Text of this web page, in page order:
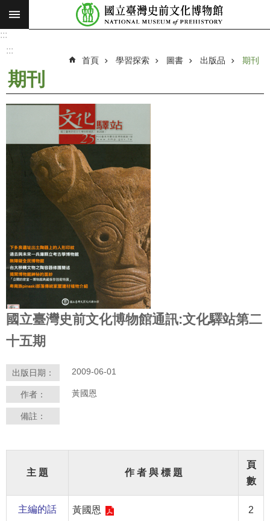
跳到主要內容區塊
搜
願
景
展
覽
習
探
索
識
我
們
別
:::
:::
首頁 學習探索 圖書 出版品 期刊
期刊
國立臺灣史前文化博物館通訊:文化驛站第二
十五期
出版日期： 2009-06-01
作者： 黃國恩
備註：
主 題 作 者 與 標 題
頁
數
主編的話 黃國恩 2